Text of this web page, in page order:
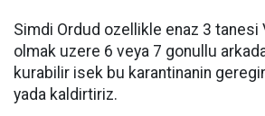
Simdi Ordud ozellikle enaz 3 tanesi
olmak uzere 6 veya 7 gonullu
kurabilir isek bu karantinanin
yada kaldirtiriz.